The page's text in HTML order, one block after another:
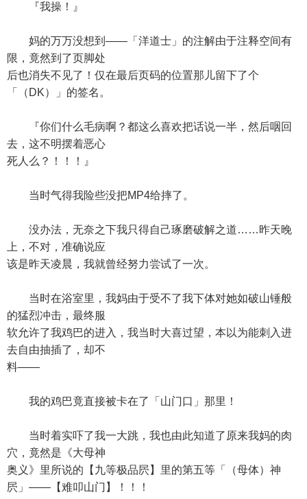
『我操！』
妈的万万没想到——「洋道士」的注解由于注释空间有
限，竟然到了页脚处
后也消失不见了！仅在最后页码的位置那儿留下了个
「（DK）」的签名。
『你们什么毛病啊？都这么喜欢把话说一半，然后咽回
去，这不明摆着恶心
死人么？！！！』
当时气得我险些没把MP4给摔了。
没办法，无奈之下我只得自己琢磨破解之道……昨天晚
上，不对，准确说应
该是昨天凌晨，我就曾经努力尝试了一次。
当时在浴室里，我妈由于受不了我下体对她如破山锤般
的猛烈冲击，最终服
软允许了我鸡巴的进入，我当时大喜过望，本以为能刺入进
去自由抽插了，却不
料——
我的鸡巴竟直接被卡在了「山门口」那里！
当时着实吓了我一大跳，我也由此知道了原来我妈的肉
穴，竟然是《大母神
奥义》里所说的【九等极品屄】里的第五等「（母体）神
屄」——【难叩山门】！！！